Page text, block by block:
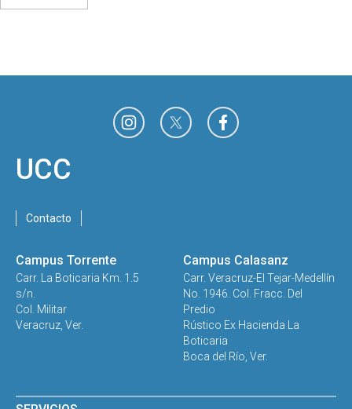
UCC
Contacto
Campus Torrente
Carr. La Boticaria Km. 1.5
s/n.
Col. Militar
Veracruz, Ver.
Campus Calasanz
Carr. Veracruz-El Tejar-Medellín
No. 1946. Col. Fracc. Del
Predio
Rústico Ex Hacienda La
Boticaria
Boca del Río, Ver.